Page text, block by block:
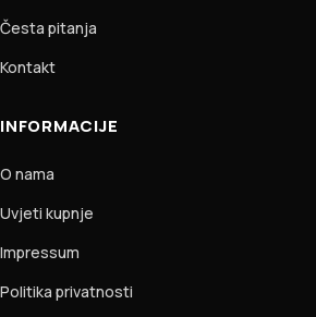
Česta pitanja
Kontakt
INFORMACIJE
O nama
Uvjeti kupnje
Impressum
Politika privatnosti